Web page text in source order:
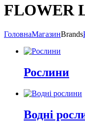
FLOWER
ГоловнаМагазинBrands
Рослини
Водні